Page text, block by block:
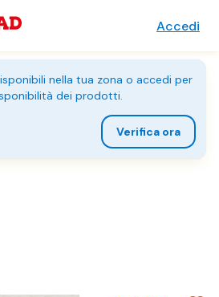
Accedi
nella tua zona o accedi per
dei prodotti.
Verifica ora